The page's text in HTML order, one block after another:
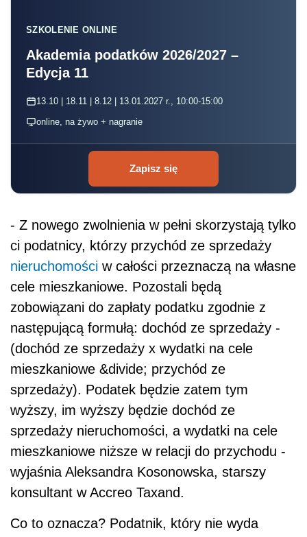
SZKOLENIE ONLINE
Akademia podatków 2026/2027 –
Edycja 11
13.10 | 18.11 | 8.12 | 13.01.2027 r., 10:00-15:00
online, na żywo + nagranie
Zapisz się
- Z nowego zwolnienia w pełni skorzystają tylko
ci podatnicy, którzy przychód ze sprzedaży
nieruchomości w całości przeznaczą na własne
cele mieszkaniowe. Pozostali będą
zobowiązani do zapłaty podatku zgodnie z
następującą formułą: dochód ze sprzedaży -
(dochód ze sprzedaży x wydatki na cele
mieszkaniowe &divide; przychód ze
sprzedaży). Podatek będzie zatem tym
wyższy, im wyższy będzie dochód ze
sprzedaży nieruchomości, a wydatki na cele
mieszkaniowe niższe w relacji do przychodu -
wyjaśnia Aleksandra Kosonowska, starszy
konsultant w Accreo Taxand.
Co to oznacza? Podatnik, który nie wyda